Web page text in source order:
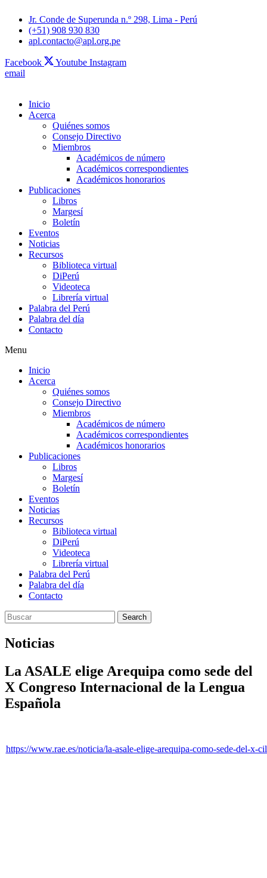
Jr. Conde de Superunda n.º 298, Lima - Perú
(+51) 908 930 830
apl.contacto@apl.org.pe
Facebook Youtube Instagram
email
Inicio
Acerca
Quiénes somos
Consejo Directivo
Miembros
Académicos de número
Académicos correspondientes
Académicos honorarios
Publicaciones
Libros
Margesí
Boletín
Eventos
Noticias
Recursos
Biblioteca virtual
DiPerú
Videoteca
Librería virtual
Palabra del Perú
Palabra del día
Contacto
Menu
Inicio
Acerca
Quiénes somos
Consejo Directivo
Miembros
Académicos de número
Académicos correspondientes
Académicos honorarios
Publicaciones
Libros
Margesí
Boletín
Eventos
Noticias
Recursos
Biblioteca virtual
DiPerú
Videoteca
Librería virtual
Palabra del Perú
Palabra del día
Contacto
Search
Noticias
La ASALE elige Arequipa como sede del
X Congreso Internacional de la Lengua
Española
https://www.rae.es/noticia/la-asale-elige-arequipa-como-sede-del-x-